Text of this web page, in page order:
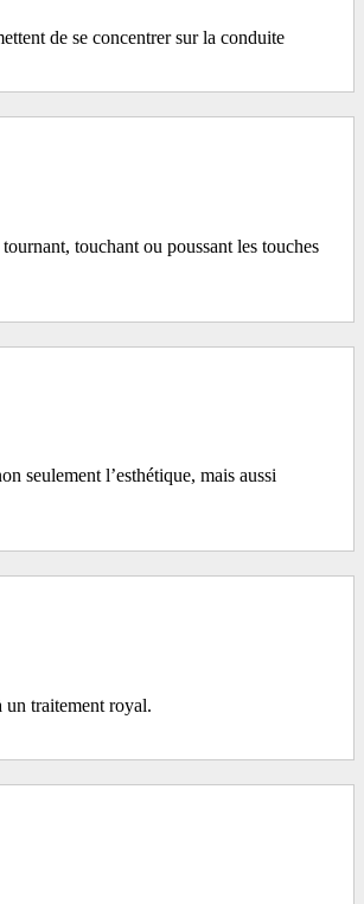
de se concentrer sur la conduite
touchant ou poussant les touches
seulement l’esthétique, mais aussi
un traitement royal.